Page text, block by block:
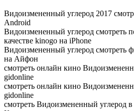
Видоизмененный углерод 2017
Android
Видоизмененный углерод смотреть
качестве kinogo на iPhone
Видоизмененный углерод смотреть
на Айфон
смотреть онлайн кино
gidonline
смотреть онлайн кино
gidonline
смотреть Видоизмененный углерод в